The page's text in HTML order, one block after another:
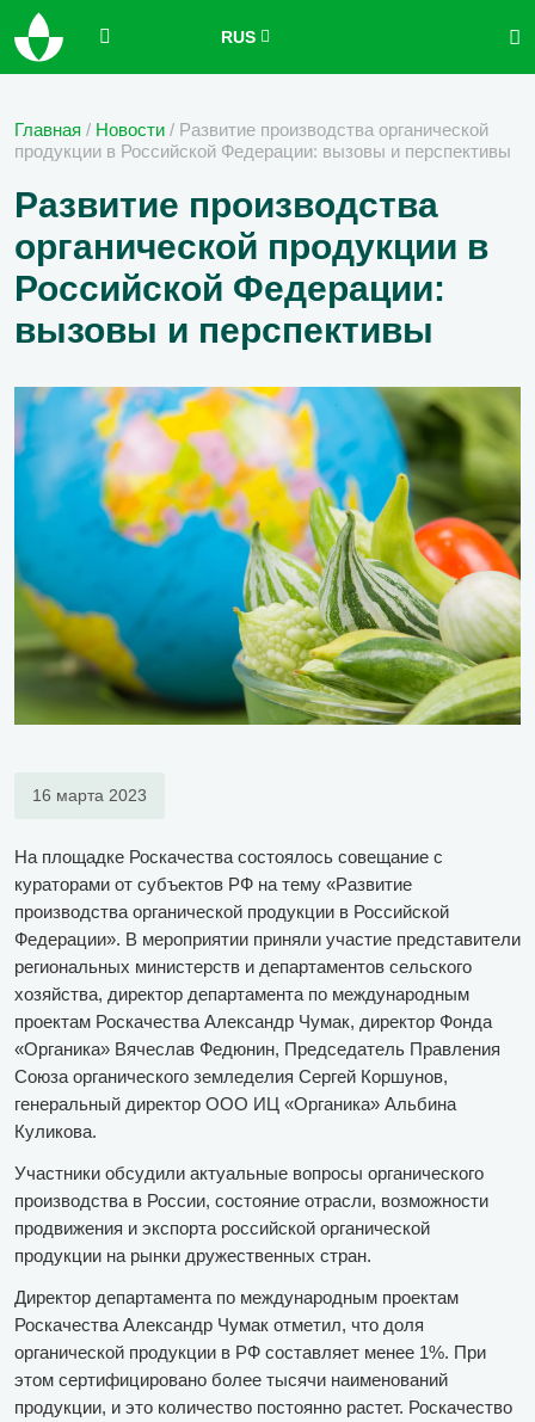
RUS
Главная / Новости / Развитие производства органической
продукции в Российской Федерации: вызовы и перспективы
Развитие производства
органической продукции в
Российской Федерации:
вызовы и перспективы
16 марта 2023
На площадке Роскачества состоялось совещание с
кураторами от субъектов РФ на тему «Развитие
производства органической продукции в Российской
Федерации». В мероприятии приняли участие представители
региональных министерств и департаментов сельского
хозяйства, директор департамента по международным
проектам Роскачества Александр Чумак, директор Фонда
«Органика» Вячеслав Федюнин, Председатель Правления
Союза органического земледелия Сергей Коршунов,
генеральный директор ООО ИЦ «Органика» Альбина
Куликова.
Участники обсудили актуальные вопросы органического
производства в России, состояние отрасли, возможности
продвижения и экспорта российской органической
продукции на рынки дружественных стран.
Директор департамента по международным проектам
Роскачества Александр Чумак отметил, что доля
органической продукции в РФ составляет менее 1%. При
этом сертифицировано более тысячи наименований
продукции, и это количество постоянно растет. Роскачество